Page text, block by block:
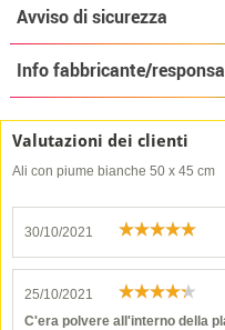
Avviso di sicurezza
Info fabbricante/
Valutazioni dei clienti
Ali con piume bianche 50 x 45 cm
30/10/2021
25/10/2021
C'era polvere all'interno della